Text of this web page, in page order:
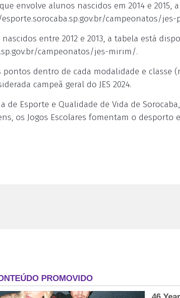
envolve alunos nascidos em 2014 e
campeonatos/
entre 2012 e 2013, a tabela está
campeonatos/jes-mirim/.
pontos dentro de cada modalidade e
campeã geral do JES 2024.
de Esporte e Qualidade de Vida de
os Jogos Escolares fomentam o desporto